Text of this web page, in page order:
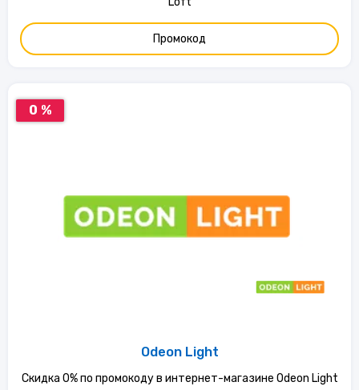
Промокод
0 %
Odeon Light
Скидка 0% по промокоду в интернет-магазине Odeon Light